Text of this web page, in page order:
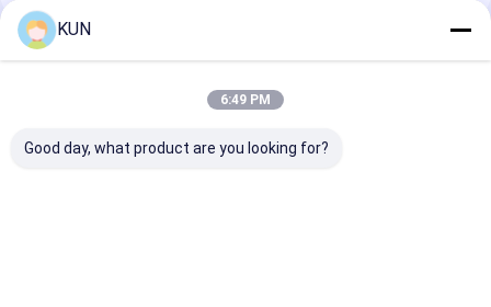
Empfohlene Produkte
KUN
6:49 PM
Good day, what product are you looking for?